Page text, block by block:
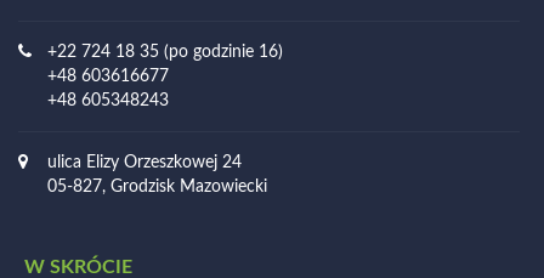
+22 724 18 35 (po godzinie 16)
+48 603616677
+48 605348243
ulica Elizy Orzeszkowej 24
05-827, Grodzisk Mazowiecki
W SKRÓCIE